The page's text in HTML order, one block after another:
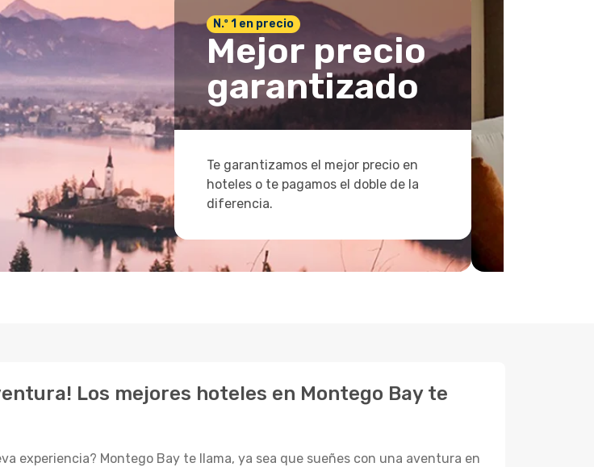
N.º 1 en precio
Mejor precio
garantizado
Te garantizamos el mejor precio en
hoteles o te pagamos el doble de la
diferencia.
Los mejores hoteles en Montego Bay te
experiencia? Montego Bay te llama, ya sea que sueñes con una aventura en